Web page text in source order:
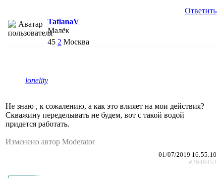
Ответить
TatianaV
Малёк
45 2 Москва
lonelity
Не знаю , к сожалению, а как это влияет на мои действия?
Скважину переделывать не будем, вот с такой водой
придется работать.
Изменено автор Moderator
01/07/2019 16:55:10
#2648453